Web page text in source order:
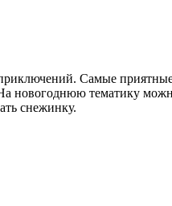
Самые приятные
новогоднюю тематику
снежинку.